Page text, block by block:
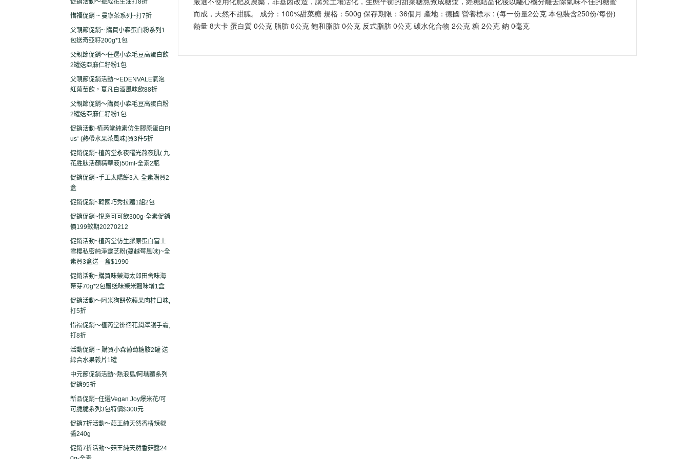
惜福促銷～植芮堂徘徊花潤澤護
手霜,打8折
罐 送綜合水果穀片1罐
促銷活動～振成花生油打8折
惜福促銷 ~ 曼寧茶系列~打7折
父親節促銷~ 購買小森蛋白粉系列1
包送奇亞籽200g*1包
父親節促銷～任選小森毛豆高蛋白飲
2罐送亞麻仁籽粉1包
父親節促銷活動～EDENVALE氣泡
紅葡萄飲，夏凡白酒風味飲88折
父親節促銷～購買小森毛豆高蛋白粉
2罐送亞麻仁籽粉1包
促銷活動-植芮堂純素仿生膠原蛋白Pl
us⁺ (熱帶水果茶風味)買3件5折
促銷促銷~植芮堂永夜曙光熬夜肌( 九
花胜肽活顏精華液)50ml-全素2瓶
促銷促銷~手工太陽餅3入-全素購買2
盒
促銷促銷~韓國巧秀拉麵1組2包
促銷促銷~悅意可可飲300g-全素促銷
價199效期20270212
促銷活動~植芮堂仿生膠原蛋白富士
雪櫻私密純淨靈芝粉(蔓越莓風味)~全
素買3盒送一盒$1990
促銷活動~購買味榮海太郎田舍味海
帶芽70g*2包贈送味榮米麴味增1盒
促銷活動～阿米狗餅乾蘋果肉桂口味,
打5折
惜福促銷～植芮堂徘徊花潤澤護手霜,
打8折
活動促銷 ~ 購買小森葡萄糖胺2罐 送
綜合水果穀片1罐
中元節促銷活動~熱浪島/阿瑪麵系列
促銷95折
新品促銷~任選Vegan Joy爆米花/可
可脆脆系列3包特價$300元
促銷7折活動～菇王純天然香椿辣椒
醬240g
促銷7折活動～菇王純天然香菇醬24
而成，天然不甜膩。 成分：100%甜菜糖 規格：500g 保存期限：36個月 產地：德國 營養標示 : (每一份量2公克 本包裝含250份/每份)
熱量 8大卡 蛋白質 0公克 脂肪 0公克 飽和脂肪 0公克 反式脂肪 0公克 碳水化合物 2公克 糖 2公克 鈉 0毫克